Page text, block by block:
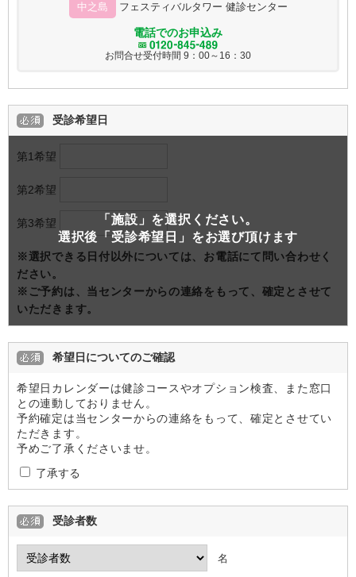
中之島 フェスティバルタワー 健診センター
電話でのお申込み
お問合せ受付時間 9：00～16：30
受診希望日
第1希望
第2希望
第3希望
※選択できる日付以外については、お電話にて問い合わせく
ださい。
※ご予約は、当センターからの連絡をもって、確定とさせて
いただきます。
「施設」を選択ください。
選択後「受診希望日」をお選び頂けます
希望日についてのご確認
希望日カレンダーは健診コースやオプション検査、また窓口
との連動しておりません。
予約確定は当センターからの連絡をもって、確定とさせてい
ただきます。
予めご了承くださいませ。
了承する
受診者数
名